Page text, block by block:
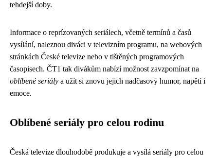
tehdejší doby.
Informace o reprízovaných seriálech, včetně termínů a časů
vysílání, naleznou diváci v televizním programu, na webových
stránkách České televize nebo v tištěných programových
časopisech. ČT1 tak divákům nabízí možnost zavzpomínat na
oblíbené seriály a užít si znovu jejich nadčasový humor, napětí i
emoce.
Oblíbené seriály pro celou rodinu
Česká televize dlouhodobě produkuje a vysílá seriály pro celou